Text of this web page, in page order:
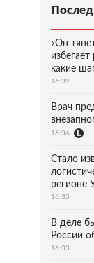
«Он
какие
16:39
Врач
16:36
Стало
регионе
16:35
В деле
России
16:33